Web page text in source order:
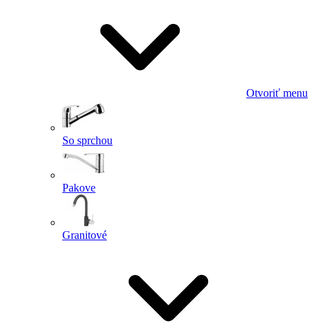
Otvoriť menu
So sprchou
Pakove
Granitové